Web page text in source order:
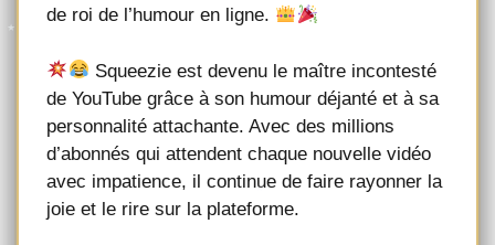
de roi de l’humour en ligne.
Squeezie est devenu le maître incontesté
de YouTube grâce à son humour déjanté et à sa
personnalité attachante. Avec des millions
d’abonnés qui attendent chaque nouvelle vidéo
avec impatience, il continue de faire rayonner la
joie et le rire sur la plateforme.